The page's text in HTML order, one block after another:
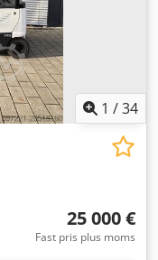
1 /34
25 000 €
Fast pris plus moms